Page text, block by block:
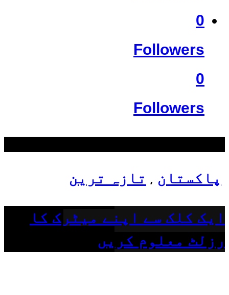
0
Followers
0
Followers
پاکستان , تازہ ترین
ایک کلک سے اپنے میٹرک کا
رزلٹ معلوم کریں